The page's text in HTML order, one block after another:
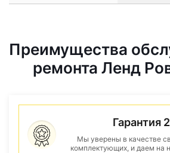
Преимущества
ремонта Ленд
Гарантия
Мы уверены в качестве
комплектующих, и даем на